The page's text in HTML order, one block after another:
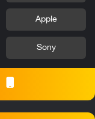
Apple
Sony